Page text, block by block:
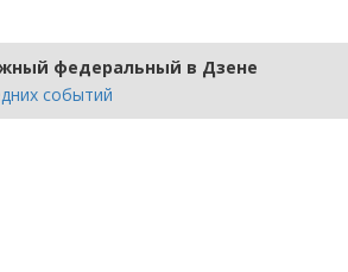
федеральный в Дзене
событий